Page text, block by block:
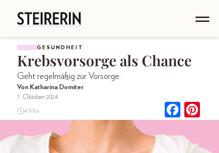
GESUNDHEIT
Krebsvorsorge als Chance
Geht regelmäßig zur Vorsorge.
Von Katharina Domiter
7. Oktober 2024
4 Min.